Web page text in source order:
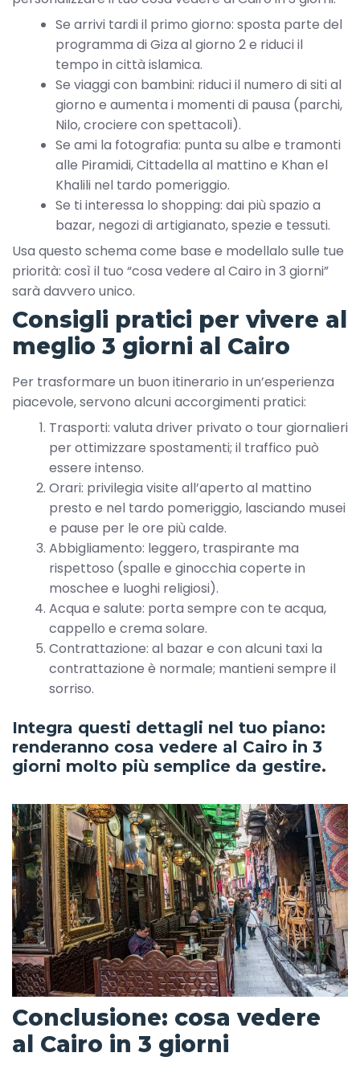
Se arrivi tardi il primo giorno: sposta parte del
programma di Giza al giorno 2 e riduci il
tempo in città islamica.
Se viaggi con bambini: riduci il numero di siti al
giorno e aumenta i momenti di pausa (parchi,
Nilo, crociere con spettacoli).
Se ami la fotografia: punta su albe e tramonti
alle Piramidi, Cittadella al mattino e Khan el
Khalili nel tardo pomeriggio.
Se ti interessa lo shopping: dai più spazio a
bazar, negozi di artigianato, spezie e tessuti.
Usa questo schema come base e modellalo sulle tue
priorità: così il tuo “cosa vedere al Cairo in 3 giorni”
sarà davvero unico.
Consigli pratici per vivere al
meglio 3 giorni al Cairo
Per trasformare un buon itinerario in un’esperienza
piacevole, servono alcuni accorgimenti pratici:
Trasporti: valuta driver privato o tour giornalieri
per ottimizzare spostamenti; il traffico può
essere intenso.
Orari: privilegia visite all’aperto al mattino
presto e nel tardo pomeriggio, lasciando musei
e pause per le ore più calde.
Abbigliamento: leggero, traspirante ma
rispettoso (spalle e ginocchia coperte in
moschee e luoghi religiosi).
Acqua e salute: porta sempre con te acqua,
cappello e crema solare.
Contrattazione: al bazar e con alcuni taxi la
contrattazione è normale; mantieni sempre il
sorriso.
Integra questi dettagli nel tuo piano:
renderanno cosa vedere al Cairo in 3
giorni molto più semplice da gestire.
Conclusione: cosa vedere
al Cairo in 3 giorni